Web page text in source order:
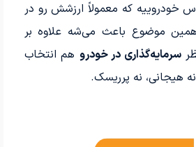
خودروییه که معمولاً ارزشش رو در
موضوع باعث می‌شه علاوه بر
سرمایه‌گذاری در خودرو هم انتخاب
هیجانی، نه پرریسک.